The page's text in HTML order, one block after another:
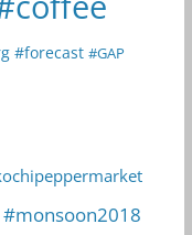
#forecast #GAP
#monsoon2018